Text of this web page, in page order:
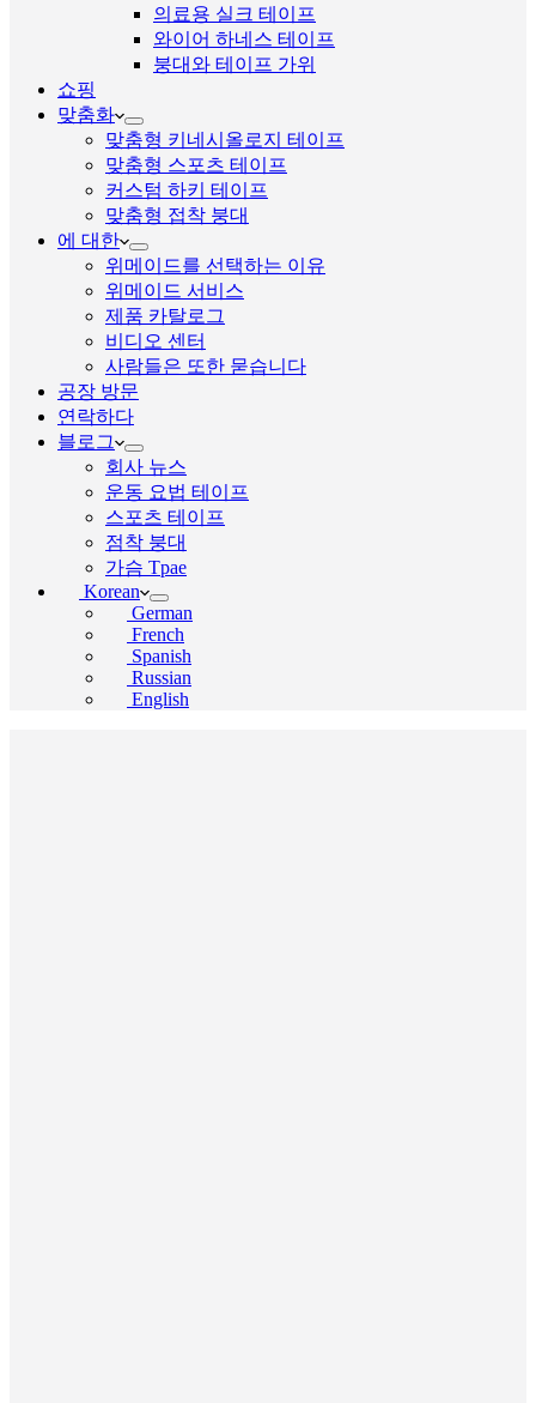
의료용 실크 테이프
와이어 하네스 테이프
붕대와 테이프 가위
쇼핑
맞춤화
맞춤형 키네시올로지 테이프
맞춤형 스포츠 테이프
커스텀 하키 테이프
맞춤형 접착 붕대
에 대한
위메이드를 선택하는 이유
위메이드 서비스
제품 카탈로그
비디오 센터
사람들은 또한 묻습니다
공장 방문
연락하다
블로그
회사 뉴스
운동 요법 테이프
스포츠 테이프
점착 붕대
가슴 Tpae
Korean
German
French
Spanish
Russian
English